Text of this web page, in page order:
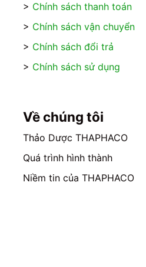
Các
tùy
có
được
trang
sản
phẩm
> Chính sách thanh toán
> Chính sách vận chuyển
> Chính sách đổi trả
> Chính sách sử dụng
Về chúng tôi
Thảo Dược THAPHACO
Quá trình hình thành
Niềm tin của THAPHACO